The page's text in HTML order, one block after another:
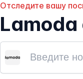
Отследите вашу
Lamoda